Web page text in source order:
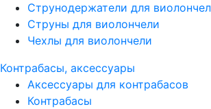
Струнодержатели для
Струны для виолончели
Чехлы для виолончели
Контрабасы, аксессуары
Аксессуары для контрабасов
Контрабасы